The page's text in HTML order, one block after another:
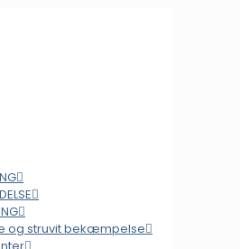
og struvit bekæmpelse